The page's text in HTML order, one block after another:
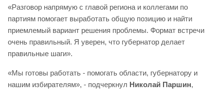
«Разговор напрямую с главой региона и коллегами по
партиям помогает выработать общую позицию и найти
приемлемый вариант решения проблемы. Формат встречи
очень правильный. Я уверен, что губернатор делает
правильные шаги».
«Мы готовы работать - помогать области, губернатору и
нашим избирателям», - подчеркнул Николай Паршин,